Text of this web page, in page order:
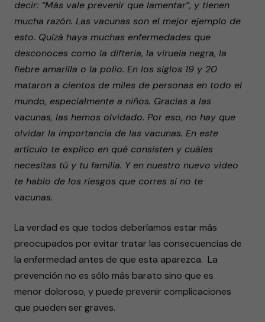
seconds
decir: “Más vale prevenir que lamentar”, y tienen
mucha razón. Las vacunas son el mejor ejemplo de
esto. Quizá haya muchas enfermedades que
desconoces como la difteria, la viruela negra, la
fiebre amarilla o la polio. En los siglos 19 y 20
mataron a cientos de miles de personas en todo el
mundo, especialmente a niños. Gracias a las
vacunas, las hemos olvidado. Por eso, no hay que
olvidar la importancia de las vacunas. En este
artículo te explico en qué consisten y cuáles
necesitas tú y tu familia. Y en nuestro nuevo video
te hablo de los riesgos que corres si no te
vacunas.
La verdad es que todos deberíamos estar más
preocupados por evitar tratar las consecuencias de
la enfermedad antes de que esta aparezca. La
prevención no es sólo más barato sino que es
menor doloroso, y puede prevenir complicaciones
que pueden ser graves.